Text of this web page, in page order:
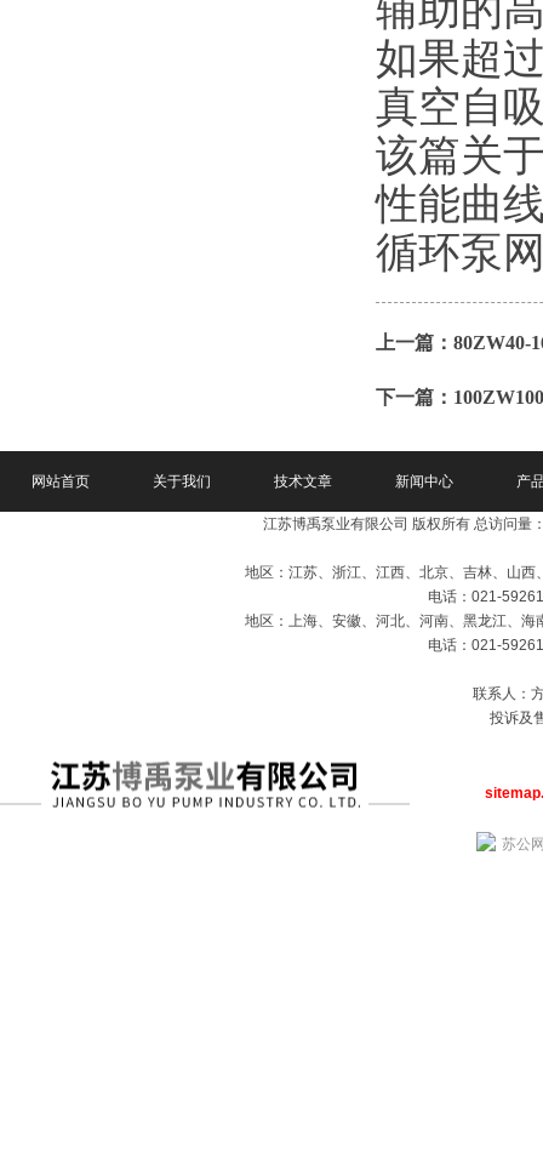
辅助的
如果超
真空自
该篇关
性能曲
循环泵
上一篇： 80ZW40-
下一篇：
网站首页 关于我们 技术文章 新闻中心 产
江苏博禹泵业有限公司 版权所有 总访问量
地区：江苏、浙江、江西、北京、吉林、山
电话：021-
地区：上海、安徽、河北、河南、黑龙江、
电话：021-
联系人：
投诉及
苏公